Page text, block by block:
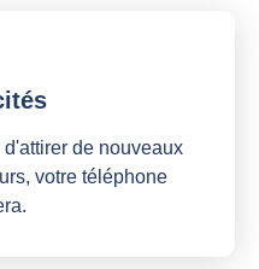
de nouveaux
votre téléphone